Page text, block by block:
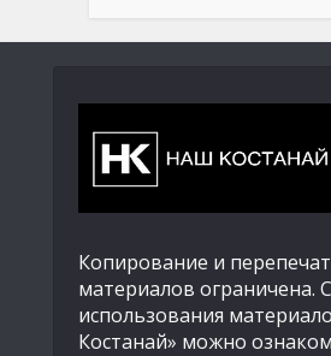
Копирование и
материалов ограничена.
использования
Костанай» можно